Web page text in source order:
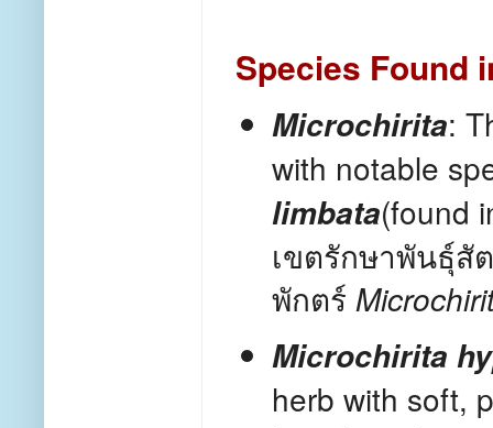
Species Found
Microchirita:
with notable
limbata(found
เขตรักษาพันธุ์สั
พักตร์
Microchirita
herb with soft,